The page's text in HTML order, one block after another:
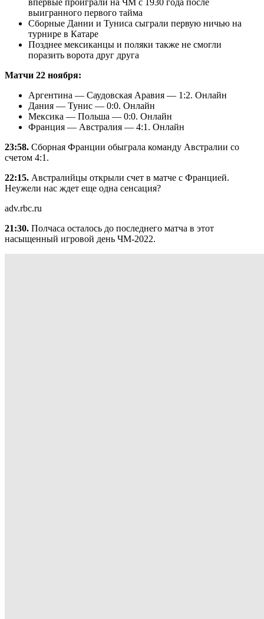
выигранного первого тайма
Сборные Дании и Туниса сыграли первую ничью на
турнире в Катаре
Позднее мексиканцы и поляки также не смогли
поразить ворота друг друга
Матчи 22 ноября:
Аргентина — Саудовская Аравия — 1:2. Онлайн
Дания — Тунис — 0:0. Онлайн
Мексика — Польша — 0:0. Онлайн
Франция — Австралия — 4:1. Онлайн
23:58. Сборная Франции обыграла команду Австралии со
счетом 4:1.
22:15. Австралийцы открыли счет в матче с Францией.
Неужели нас ждет еще одна сенсация?
adv.rbc.ru
21:30. Полчаса осталось до последнего матча в этот
насыщенный игровой день ЧМ-2022.